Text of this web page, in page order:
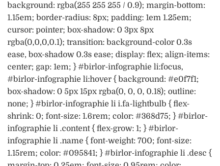
background: rgba(255 255 255 / 0.9); margin-bottom:
1.15em; border-radius: 8px; padding: 1em 1.25em;
cursor: pointer; box-shadow: 0 3px 8px
rgba(0,0,0,0.1); transition: background-color 0.3s
ease, box-shadow 0.3s ease; display: flex; align-items:
center; gap: 1em; } #birlor-infographie li:focus,
#birlor-infographie li:hover { background: #e0f7f1;
box-shadow: 0 5px 15px rgba(0, 0, 0, 0.18); outline:
none; } #birlor-infographie li i.fa-lightbulb { flex-
shrink: 0; font-size: 1.6rem; color: #368d75; } #birlor-
infographie li .content { flex-grow: 1; } #birlor-
infographie li .name { font-weight: 700; font-size:
1.15rem; color: #095841; } #birlor-infographie li .desc {